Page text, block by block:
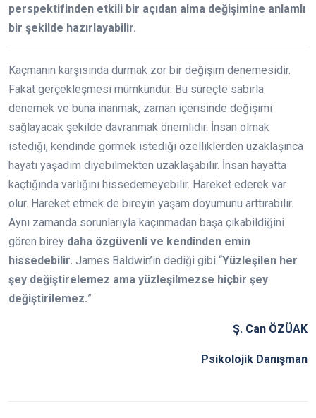
perspektifinden etkili bir açıdan alma değişimine anlamlı
bir şekilde hazırlayabilir.
Kaçmanın karşısında durmak zor bir değişim denemesidir.
Fakat gerçekleşmesi mümkündür. Bu süreçte sabırla
denemek ve buna inanmak, zaman içerisinde değişimi
sağlayacak şekilde davranmak önemlidir. İnsan olmak
istediği, kendinde görmek istediği özelliklerden uzaklaşınca
hayatı yaşadım diyebilmekten uzaklaşabilir. İnsan hayatta
kaçtığında varlığını hissedemeyebilir. Hareket ederek var
olur. Hareket etmek de bireyin yaşam doyumunu arttırabilir.
Aynı zamanda sorunlarıyla kaçınmadan başa çıkabildiğini
gören birey daha özgüvenli ve kendinden emin
hissedebilir. James Baldwin’in dediği gibi “Yüzleşilen her
şey değiştirelemez ama yüzleşilmezse hiçbir şey
değiştirilemez.”
Ş. Can ÖZÜAK
Psikolojik Danışman